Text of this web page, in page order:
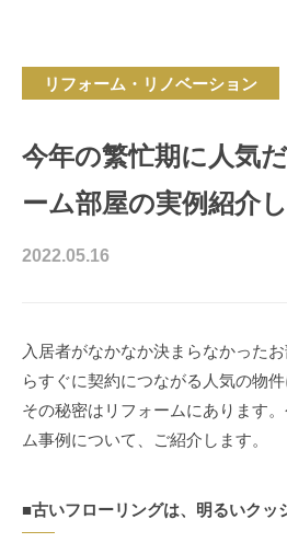
リフォーム・リノベーション
今年の繁忙期に人気
ーム部屋の実例紹介
2022.05.16
入居者がなかなか決まらなかった
らすぐに契約につながる人気の物
その秘密はリフォームにあります
ム事例について、ご紹介します。
■古いフローリングは、明るいクッ